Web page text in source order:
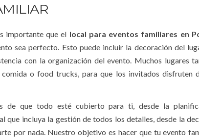
importante que el local para eventos familiares en
sea perfecto. Esto puede incluir la decoración del
con la organización del evento. Muchos lugares
comida o food trucks, para que los invitados disfruten
de que todo esté cubierto para ti, desde la
que incluya la gestión de todos los detalles, desde la
por nada. Nuestro objetivo es hacer que tu evento